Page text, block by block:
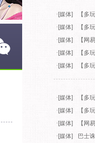
· [媒体]
【多
· [媒体]
【多
· [媒体]
【网
· [媒体]
【多
· [媒体] 【多
· [媒体]
【多
· [媒体]
【多
· [媒体]
【网
· [媒体]
巴士